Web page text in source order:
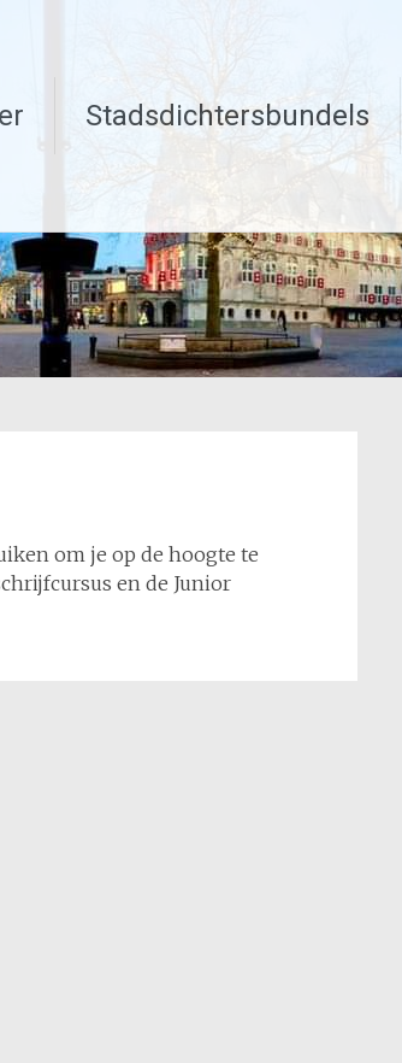
Stadsdichtersbundels
om je op de hoogte te
en de Junior